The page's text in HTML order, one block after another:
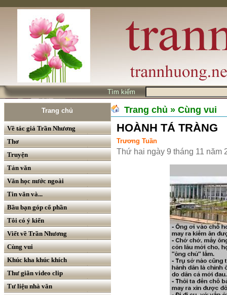
Tìm kiếm
Trang chủ
Về tác giả Trần Nhương
Thơ
Truyện
Tản văn
Văn học nước ngoài
Tin văn và...
Bầu bạn góp cổ phần
Tôi có ý kiến
Viết về Trần Nhương
Cùng vui
Khúc kha khúc khích
Thư giãn video clip
Tư liệu nhà văn
Trang chủ » Cùng vui
HOÀNH TÁ TRÀNG
Trương Tuần
Thứ hai ngày 9 tháng 11 năm